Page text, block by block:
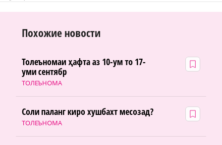
Похожие новости
ТОЛЕЪНОМА
Толеъномаи ҳафта аз 10-ум то 17-
уми сентябр
ТОЛЕЪНОМА
Соли паланг киро хушбахт месозад?